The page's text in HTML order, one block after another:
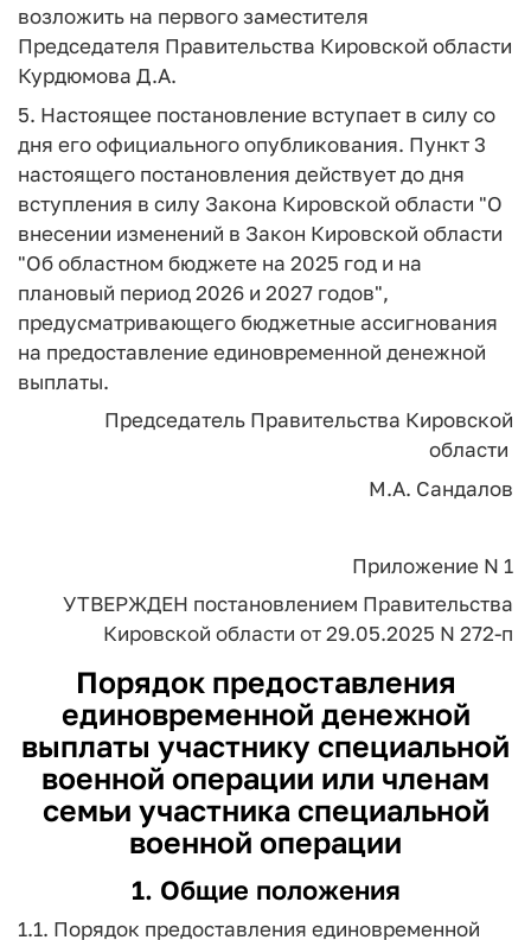
возложить на первого заместителя
Председателя Правительства Кировской области
Курдюмова Д.А.
5. Настоящее постановление вступает в силу со
дня его официального опубликования. Пункт 3
настоящего постановления действует до дня
вступления в силу Закона Кировской области "О
внесении изменений в Закон Кировской области
"Об областном бюджете на 2025 год и на
плановый период 2026 и 2027 годов",
предусматривающего бюджетные ассигнования
на предоставление единовременной денежной
выплаты.
Председатель Правительства Кировской
области
М.А. Сандалов
Приложение N 1
УТВЕРЖДЕН постановлением Правительства
Кировской области от 29.05.2025 N 272-п
Порядок предоставления
единовременной денежной
выплаты участнику специальной
военной операции или членам
семьи участника специальной
военной операции
1. Общие положения
1.1. Порядок предоставления единовременной